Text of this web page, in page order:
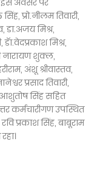
सिंह, प्रो.नीलम तिवारी,
डा.अजय मिश्र,
डॅा.वेदप्रकाश मिश्र,
नारायण शुक्ल,
अंशू श्रीवास्तव,
प्रसाद तिवारी,
आशुतोष सिंह सहित
कर्मचारीगण उपस्थित
प्रकाश सिंह, बाबूराम